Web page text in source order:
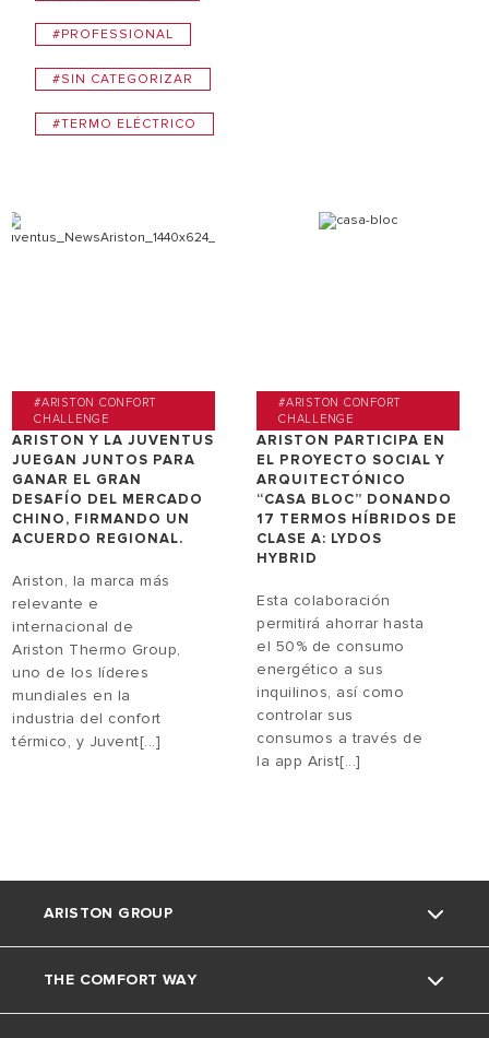
#PROFESSIONAL
#SIN CATEGORIZAR
#TERMO ELÉCTRICO
#ARISTON CONFORT
CHALLENGE
ARISTON Y LA JUVENTUS
JUEGAN JUNTOS PARA
GANAR EL GRAN
DESAFÍO DEL MERCADO
CHINO, FIRMANDO UN
ACUERDO REGIONAL.
Ariston, la marca más
relevante e
internacional de
Ariston Thermo Group,
uno de los líderes
mundiales en la
industria del confort
térmico, y Juvent[...]
#ARISTON CONFORT
CHALLENGE
ARISTON PARTICIPA EN
EL PROYECTO SOCIAL Y
ARQUITECTÓNICO
“CASA BLOC” DONANDO
17 TERMOS HÍBRIDOS DE
CLASE A: LYDOS
HYBRID
Esta colaboración
permitirá ahorrar hasta
el 50% de consumo
energético a sus
inquilinos, así como
controlar sus
consumos a través de
la app Arist[...]
ARISTON GROUP
La marca Ariston
THE COMFORT WAY